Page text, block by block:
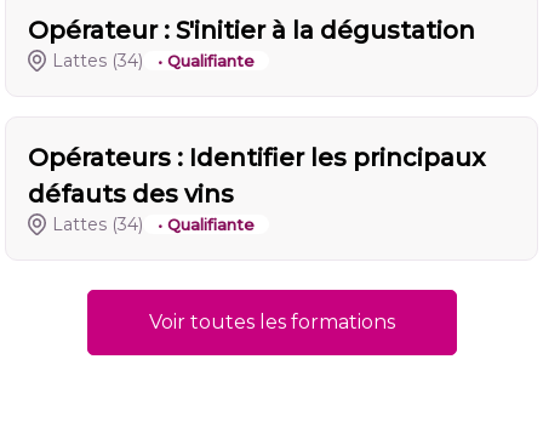
Opérateur : S'initier à la dégustation
Lattes (34) • Qualifiante
Opérateurs : Identifier les principaux
défauts des vins
Lattes (34) • Qualifiante
Voir toutes les formations